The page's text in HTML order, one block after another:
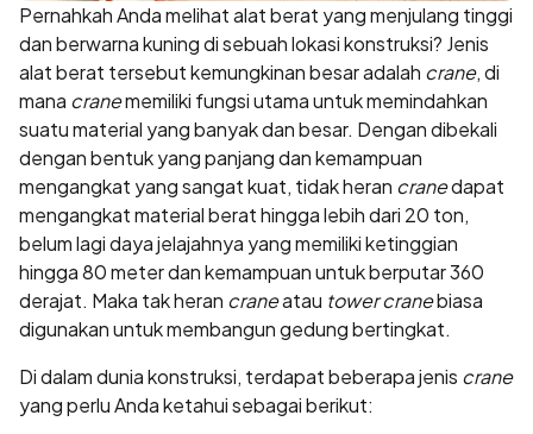
Pernahkah Anda melihat alat berat yang menjulang tinggi
dan berwarna kuning di sebuah lokasi konstruksi? Jenis
alat berat tersebut kemungkinan besar adalah crane, di
mana cranememiliki fungsi utama untuk memindahkan
suatu material yang banyak dan besar. Dengan dibekali
dengan bentuk yang panjang dan kemampuan
mengangkat yang sangat kuat, tidak heran cranedapat
mengangkat material berat hingga lebih dari 20 ton,
belum lagi daya jelajahnya yang memiliki ketinggian
hingga 80 meter dan kemampuan untuk berputar 360
derajat. Maka tak heran craneatau tower cranebiasa
digunakan untuk membangun gedung bertingkat.
Di dalam dunia konstruksi, terdapat beberapa jenis crane
yang perlu Anda ketahui sebagai berikut: